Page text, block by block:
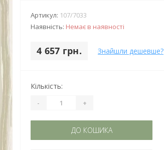
Артикул: 107/7033
Наявність: Немає в наявності
4 657 грн. Знайшли дешевше?
Кількість:
- +
ДО КОШИКА